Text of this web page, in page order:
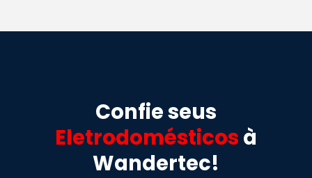
Confie seus
Eletrodomésticos à
Wandertec!